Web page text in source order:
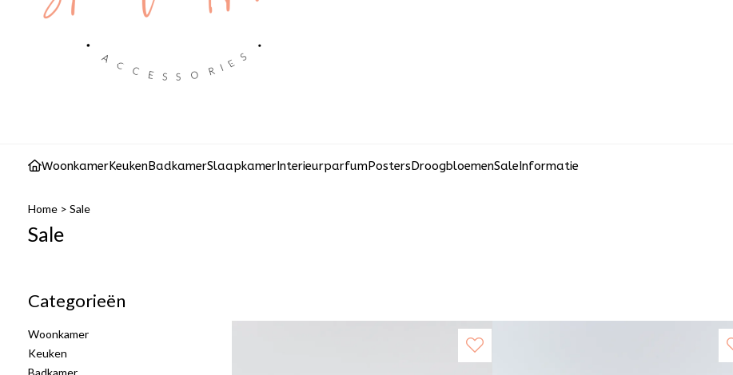
WoonkamerKeukenBadkamerSlaapkamerInterieurparfumPostersDroogbloemenSaleInformatie
Home > Sale
Sale
Categorieën
Woonkamer
Keuken
Badkamer